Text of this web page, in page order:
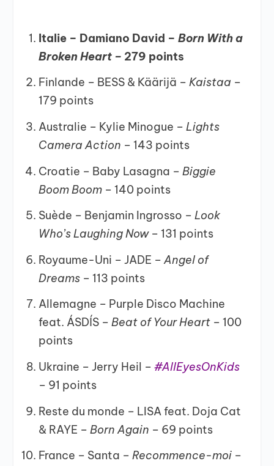
Italie – Damiano David – Born With a
Broken Heart – 279 points
Finlande – BESS & Käärijä – Kaistaa –
179 points
Australie – Kylie Minogue – Lights
Camera Action – 143 points
Croatie – Baby Lasagna – Biggie
Boom Boom – 140 points
Suède – Benjamin Ingrosso – Look
Who’s Laughing Now – 131 points
Royaume-Uni – JADE –Angel of
Dreams – 113 points
Allemagne – Purple Disco Machine
feat. ÁSDÍS – Beat of Your Heart – 100
points
Ukraine – Jerry Heil – #AllEyesOnKids
– 91 points
Reste du monde – LISA feat. Doja Cat
& RAYE – Born Again – 69 points
France – Santa – Recommence-moi –